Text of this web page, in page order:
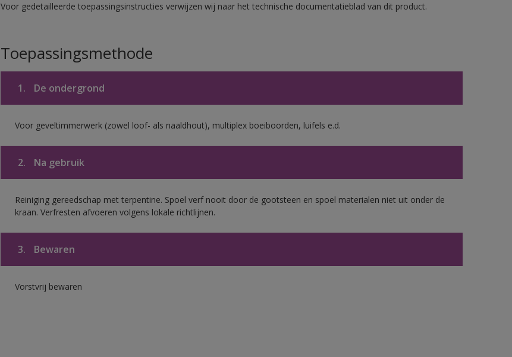
Voor gedetailleerde toepassingsinstructies verwijzen wij naar het technische documentatieblad van dit product.
Toepassingsmethode
1. De ondergrond
Voor geveltimmerwerk (zowel loof- als naaldhout), multiplex boeiboorden, luifels e.d.
2. Na gebruik
Reiniging gereedschap met terpentine. Spoel verf nooit door de gootsteen en spoel materialen niet uit onder de
kraan. Verfresten afvoeren volgens lokale richtlijnen.
3. Bewaren
Vorstvrij bewaren